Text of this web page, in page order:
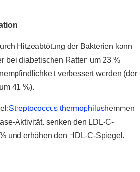
Hitzeabtötung der Bakterien kann
bei diabetischen Ratten um 23 %
verbessert werden (der
41 %).
Streptococcus thermophilushemmen
Aktivität, senken den LDL-C-
und erhöhen den HDL-C-Spiegel.